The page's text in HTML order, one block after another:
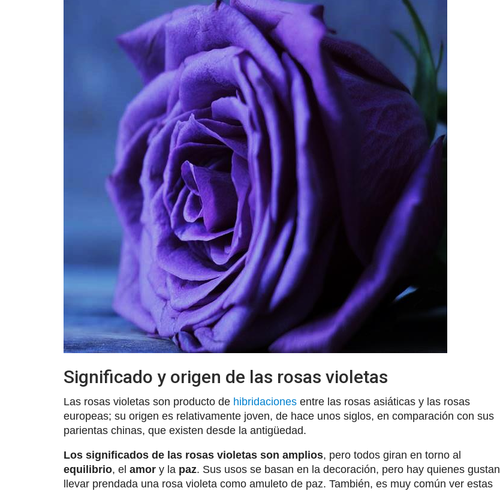
Significado y origen de las rosas violetas
Las rosas violetas son producto de hibridaciones entre las rosas asiáticas y las rosas
europeas; su origen es relativamente joven, de hace unos siglos, en comparación con sus
parientas chinas, que existen desde la antigüedad.
Los significados de las rosas violetas son amplios, pero todos giran en torno al
equilibrio, el amor y la paz. Sus usos se basan en la decoración, pero hay quienes gustan
llevar prendada una rosa violeta como amuleto de paz. También, es muy común ver estas